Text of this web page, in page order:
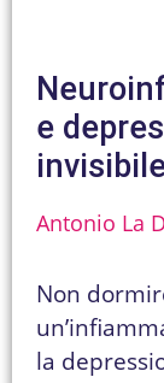
e
Antonio La
Non
la